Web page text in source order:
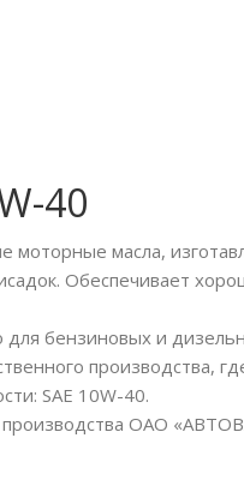
40
моторные масла,
Обеспечивает
бензиновых и
производства,
SAE 10W-40.
ОАО